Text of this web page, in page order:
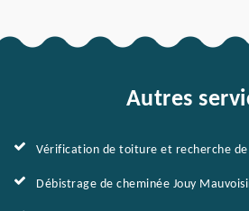
Autres
Vérification de toiture et recherche
Débistrage de cheminée Jouy